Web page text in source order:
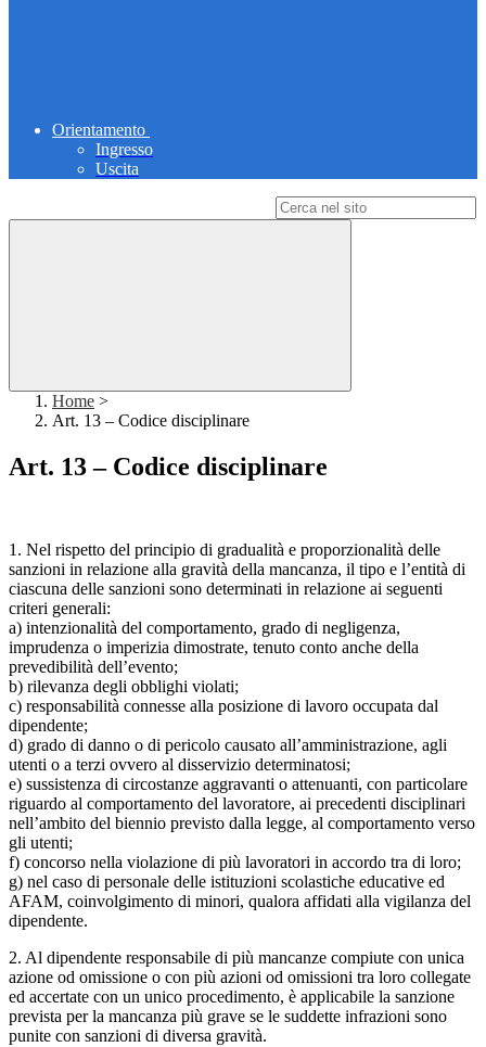
Orientamento
Ingresso
Uscita
Home >
Art. 13 – Codice disciplinare
Art. 13 – Codice disciplinare
1. Nel rispetto del principio di gradualità e proporzionalità delle
sanzioni in relazione alla gravità della mancanza, il tipo e l’entità di
ciascuna delle sanzioni sono determinati in relazione ai seguenti
criteri generali:
a) intenzionalità del comportamento, grado di negligenza,
imprudenza o imperizia dimostrate, tenuto conto anche della
prevedibilità dell’evento;
b) rilevanza degli obblighi violati;
c) responsabilità connesse alla posizione di lavoro occupata dal
dipendente;
d) grado di danno o di pericolo causato all’amministrazione, agli
utenti o a terzi ovvero al disservizio determinatosi;
e) sussistenza di circostanze aggravanti o attenuanti, con particolare
riguardo al comportamento del lavoratore, ai precedenti disciplinari
nell’ambito del biennio previsto dalla legge, al comportamento verso
gli utenti;
f) concorso nella violazione di più lavoratori in accordo tra di loro;
g) nel caso di personale delle istituzioni scolastiche educative ed
AFAM, coinvolgimento di minori, qualora affidati alla vigilanza del
dipendente.
2. Al dipendente responsabile di più mancanze compiute con unica
azione od omissione o con più azioni od omissioni tra loro collegate
ed accertate con un unico procedimento, è applicabile la sanzione
prevista per la mancanza più grave se le suddette infrazioni sono
punite con sanzioni di diversa gravità.